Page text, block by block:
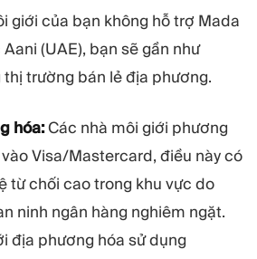
giới của bạn không hỗ trợ Mada
(UAE), bạn sẽ gần như
trường bán lẻ địa phương.
hóa:Các nhà môi giới phương
Visa/Mastercard, điều này có
từ chối cao trong khu vực do
ninh ngân hàng nghiêm ngặt.
địa phương hóa sử dụng